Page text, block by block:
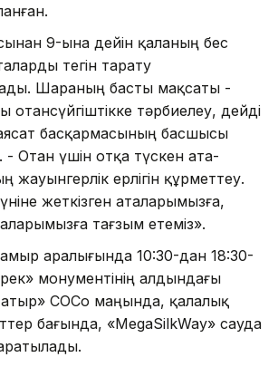
9-ына дейін қаланың бес
тегін тарату
Шараның басты мақсаты -
отансүйгіштікке тәрбиелеу, дейді
басқармасының басшысы
- Отан үшін отқа түскен ата-
жауынгерлік ерлігін құрметтеу.
жеткізген аталарымызға,
тағзым етеміз».
аралығында 10:30-дан 18:30-
монументінің алдындағы
СОСо маңында, қалалық
бағында, «MegaSilkWay» сауда